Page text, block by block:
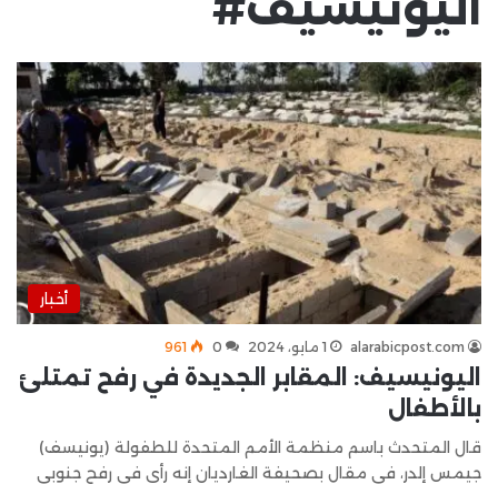
أخبار
alarabicpost.com 1 مايو، 2024 0
961
اليونيسيف: المقابر الجديدة في رفح تمتلئ
بالأطفال
قال المتحدث باسم منظمة الأمم المتحدة للطفولة (يونيسف)
جيمس إلدر، في مقال بصحيفة الغارديان إنه رأى في رفح جنوبي